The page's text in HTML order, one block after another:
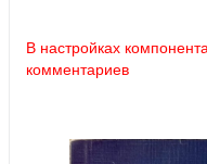
В настройках
комментариев